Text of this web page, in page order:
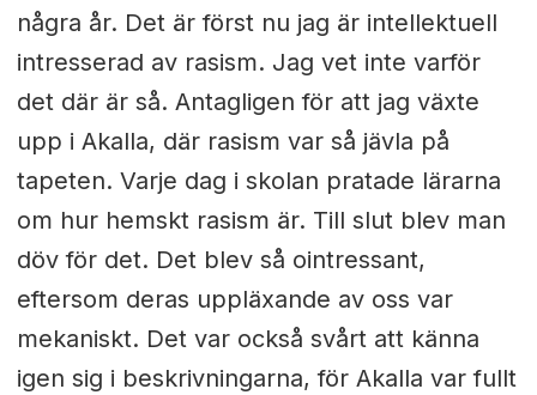
några år. Det är först nu jag är intellektuell
intresserad av rasism. Jag vet inte varför
det där är så. Antagligen för att jag växte
upp i Akalla, där rasism var så jävla på
tapeten. Varje dag i skolan pratade lärarna
om hur hemskt rasism är. Till slut blev man
döv för det. Det blev så ointressant,
eftersom deras uppläxande av oss var
mekaniskt. Det var också svårt att känna
igen sig i beskrivningarna, för Akalla var fullt